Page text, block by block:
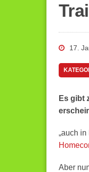
17.
Es gibt
„auch
Aber